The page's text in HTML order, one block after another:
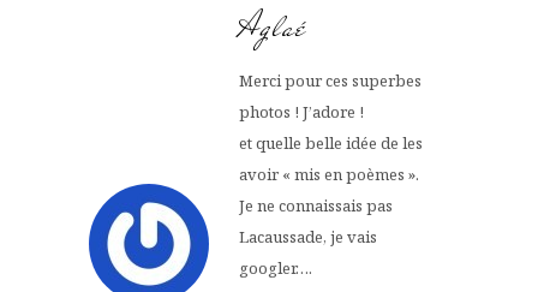
Aglaé
Merci pour ces superbes
photos ! J’adore !
et quelle belle idée de les
avoir « mis en poèmes ».
Je ne connaissais pas
Lacaussade, je vais
googler….